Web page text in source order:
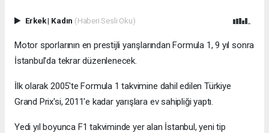
Erkek| Kadın (Haberi Sesli Oku)
Motor sporlarının en prestijli yarışlarından Formula 1, 9 yıl sonra
İstanbul'da tekrar düzenlenecek.
İlk olarak 2005'te Formula 1 takvimine dahil edilen Türkiye
Grand Prix'si, 2011'e kadar yarışlara ev sahipliği yaptı.
Yedi yıl boyunca F1 takviminde yer alan İstanbul, yeni tip